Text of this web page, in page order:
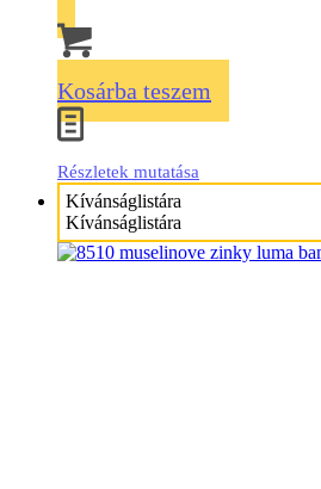
Kosárba teszem
Részletek mutatása
Kívánságlistára
Kívánságlistára